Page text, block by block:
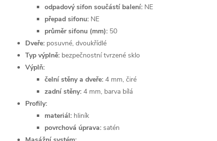
odpadový sifon součástí balení: NE
přepad sifonu: NE
průměr sifonu (mm): 50
Dveře: posuvné, dvoukřídlé
Typ výplně: bezpečnostní tvrzené sklo
Výplň:
čelní stěny a dveře: 4 mm, čiré
zadní stěny: 4 mm, barva bílá
Profily:
materiál: hliník
povrchová úprava: satén